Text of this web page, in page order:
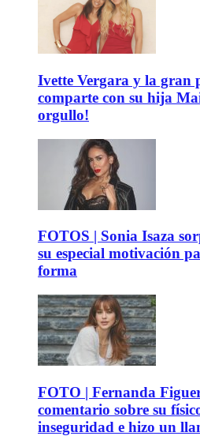
Ivette Vergara y la gran
comparte con su hija
orgullo!
FOTOS | Sonia Isaza
su especial motivación
forma
FOTO | Fernanda
comentario sobre su
inseguridad e hizo un